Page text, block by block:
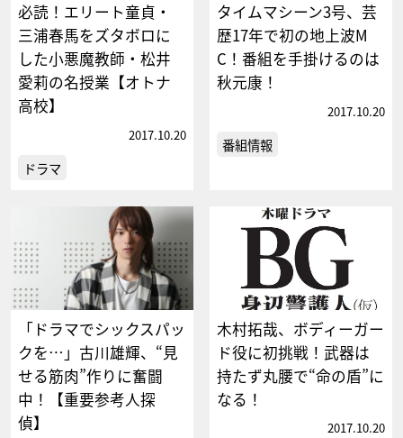
必読！エリート童貞・
三浦春馬をズタボロに
した小悪魔教師・松井
愛莉の名授業【オトナ
高校】
2017.10.20
ドラマ
タイムマシーン3号、芸
歴17年で初の地上波M
C！番組を手掛けるのは
秋元康！
2017.10.20
番組情報
「ドラマでシックスパッ
クを…」古川雄輝、“見
せる筋肉”作りに奮闘
中！【重要参考人探
偵】
木村拓哉、ボディーガー
ド役に初挑戦！武器は
持たず丸腰で“命の盾”に
なる！
2017.10.20